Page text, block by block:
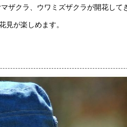
ザクラ、ウワミズザクラが開花して
見が楽しめます。